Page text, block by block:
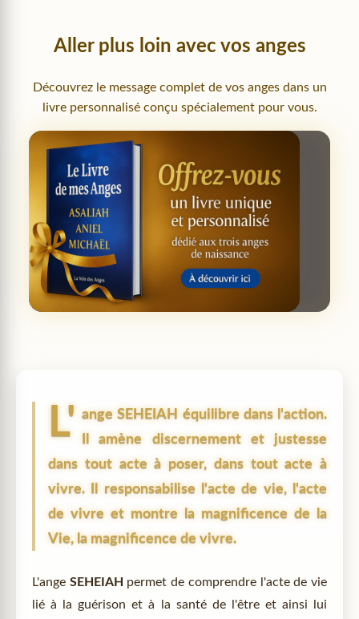
Aller plus loin avec vos anges
Découvrez le message complet de vos anges dans un
livre personnalisé conçu spécialement pour vous.
L' angeSEHEIAH équilibre dans l'action.
Il amène discernement et justesse
dans tout acte à poser, dans tout acte à
vivre. Il responsabilise l'acte de vie, l'acte
de vivre et montre la magnificence de la
Vie, la magnificence de vivre.
L'ange SEHEIAH permet de comprendre l'acte de vie
lié à la guérison et à la santé de l'être et ainsi lui